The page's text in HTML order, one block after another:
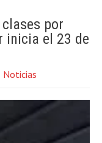
por
inicia el 23 de
Noticias